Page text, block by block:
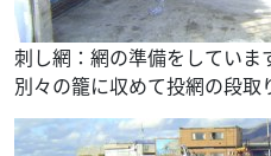
刺し網：網の準備をしていま
別々の籠に収めて投網の段取